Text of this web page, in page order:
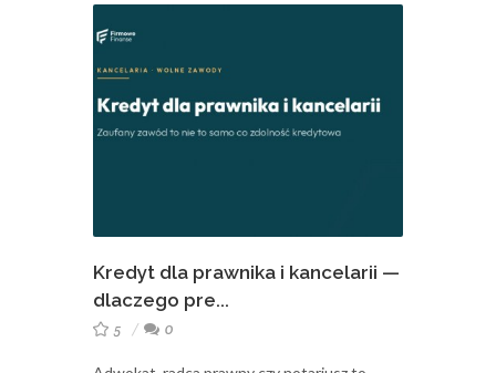
Kredyt dla prawnika i kancelarii —
dlaczego pre...
5 0